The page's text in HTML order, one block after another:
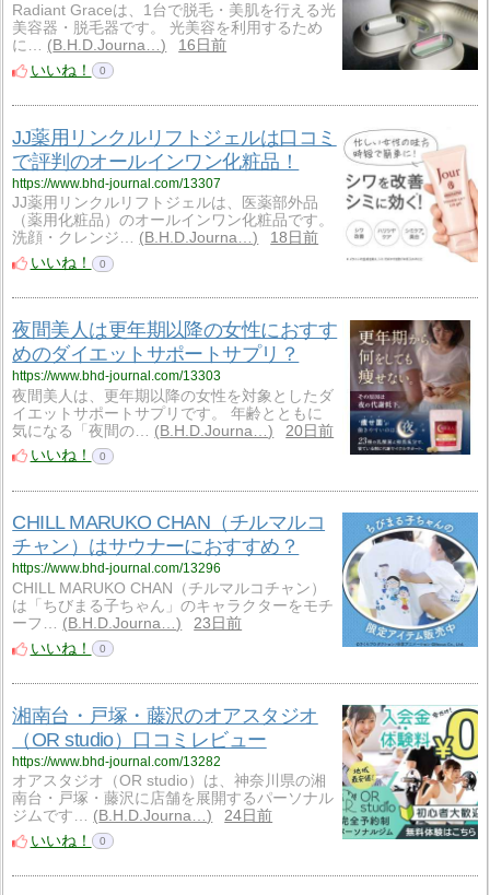
Radiant Graceは、1台で脱毛・美肌を行える光
美容器・脱毛器です。 光美容を利用するため
に…
B.H.D.Journa…
16日前
いいね！
0
JJ薬用リンクルリフトジェルは口コミ
で評判のオールインワン化粧品！
https://www.bhd-journal.com/13307
JJ薬用リンクルリフトジェルは、医薬部外品
（薬用化粧品）のオールインワン化粧品です。
洗顔・クレンジ…
B.H.D.Journa…
18日前
いいね！
0
夜間美人は更年期以降の女性におすす
めのダイエットサポートサプリ？
https://www.bhd-journal.com/13303
夜間美人は、更年期以降の女性を対象としたダ
イエットサポートサプリです。 年齢とともに
気になる「夜間の…
B.H.D.Journa…
20日前
いいね！
0
CHILL MARUKO CHAN（チルマルコ
チャン）はサウナーにおすすめ？
https://www.bhd-journal.com/13296
CHILL MARUKO CHAN（チルマルコチャン）
は「ちびまる子ちゃん」のキャラクターをモチ
ーフ…
B.H.D.Journa…
23日前
いいね！
0
湘南台・戸塚・藤沢のオアスタジオ
（OR studio）口コミレビュー
https://www.bhd-journal.com/13282
オアスタジオ（OR studio）は、神奈川県の湘
南台・戸塚・藤沢に店舗を展開するパーソナル
ジムです…
B.H.D.Journa…
24日前
いいね！
0